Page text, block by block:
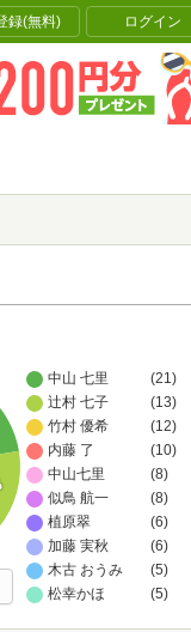
録(無料) ログイン
中山 七里
(21)
辻村 七子
(13)
竹村 優希
(12)
内藤 了
(10)
中山七里
(8)
似鳥 航一
(8)
植原翠
(6)
加藤 実秋
(6)
木古 おうみ
(5)
松幸かほ
(5)